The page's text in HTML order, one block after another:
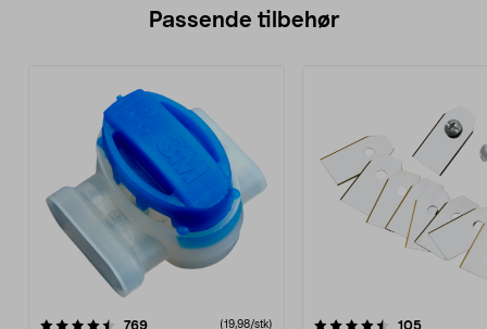
Passende tilbehør
769anmeldelser(19,98/stk)
4.5av 5 stjerner 105
3.0av 5 stjerner